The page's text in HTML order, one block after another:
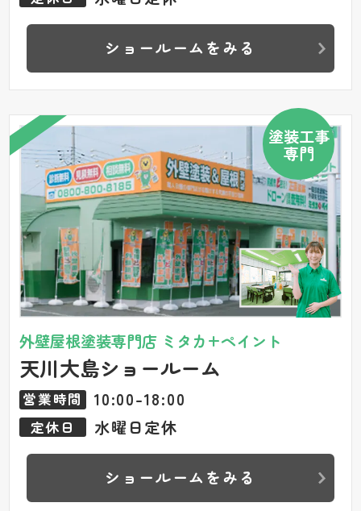
ショールームをみる
外壁屋根塗装専門店 ミタカ+ペイント
天川大島ショールーム
塗装工事
専門
営業時間 10:00-18:00
定休日 水曜日定休
ショールームをみる